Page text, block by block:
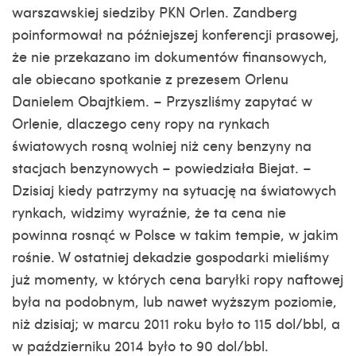
warszawskiej siedziby PKN Orlen. Zandberg
poinformował na późniejszej konferencji prasowej,
że nie przekazano im dokumentów finansowych,
ale obiecano spotkanie z prezesem Orlenu
Danielem Obajtkiem. – Przyszliśmy zapytać w
Orlenie, dlaczego ceny ropy na rynkach
światowych rosną wolniej niż ceny benzyny na
stacjach benzynowych – powiedziała Biejat. –
Dzisiaj kiedy patrzymy na sytuację na światowych
rynkach, widzimy wyraźnie, że ta cena nie
powinna rosnąć w Polsce w takim tempie, w jakim
rośnie. W ostatniej dekadzie gospodarki mieliśmy
już momenty, w których cena baryłki ropy naftowej
była na podobnym, lub nawet wyższym poziomie,
niż dzisiaj; w marcu 2011 roku było to 115 dol/bbl, a
w październiku 2014 było to 90 dol/bbl.